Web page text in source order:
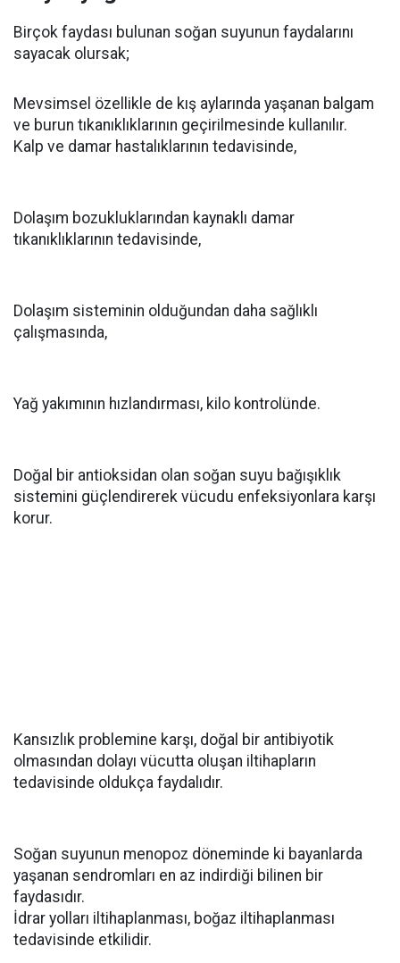
Birçok faydası bulunan soğan suyunun faydalarını
sayacak olursak;
Mevsimsel özellikle de kış aylarında yaşanan balgam
ve burun tıkanıklıklarının geçirilmesinde kullanılır.
Kalp ve damar hastalıklarının tedavisinde,
Dolaşım bozukluklarından kaynaklı damar
tıkanıklıklarının tedavisinde,
Dolaşım sisteminin olduğundan daha sağlıklı
çalışmasında,
Yağ yakımının hızlandırması, kilo kontrolünde.
Doğal bir antioksidan olan soğan suyu bağışıklık
sistemini güçlendirerek vücudu enfeksiyonlara karşı
korur.
Kansızlık problemine karşı, doğal bir antibiyotik
olmasından dolayı vücutta oluşan iltihapların
tedavisinde oldukça faydalıdır.
Soğan suyunun menopoz döneminde ki bayanlarda
yaşanan sendromları en az indirdiği bilinen bir
faydasıdır.
İdrar yolları iltihaplanması, boğaz iltihaplanması
tedavisinde etkilidir.